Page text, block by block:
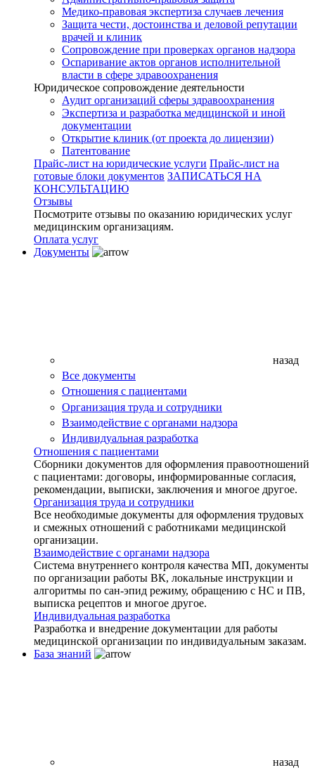
Медико-правовая экспертиза случаев лечения
Защита чести, достоинства и деловой репутации
врачей и клиник
Сопровождение при проверках органов надзора
Оспаривание актов органов исполнительной
власти в сфере здравоохранения
Юридическое сопровождение деятельности
Аудит организаций сферы здравоохранения
Экспертиза и разработка медицинской и иной
документации
Открытие клиник (от проекта до лицензии)
Патентование
Прайс-лист на юридические услуги Прайс-лист на
готовые блоки документов ЗАПИСАТЬСЯ НА
КОНСУЛЬТАЦИЮ
Отзывы
Посмотрите отзывы по оказанию юридических услуг
медицинским организациям.
Оплата услуг
Документы
назад
Все документы
Отношения с пациентами
Организация труда и сотрудники
Взаимодействие с органами надзора
Индивидуальная разработка
Отношения с пациентами
Сборники документов для оформления правоотношений
с пациентами: договоры, информированные согласия,
рекомендации, выписки, заключения и многое другое.
Организация труда и сотрудники
Все необходимые документы для оформления трудовых
и смежных отношений с работниками медицинской
организации.
Взаимодействие с органами надзора
Система внутреннего контроля качества МП, документы
по организации работы ВК, локальные инструкции и
алгоритмы по сан-эпид режиму, обращению с НС и ПВ,
выписка рецептов и многое другое.
Индивидуальная разработка
Разработка и внедрение документации для работы
медицинской организации по индивидуальным заказам.
База знаний
назад